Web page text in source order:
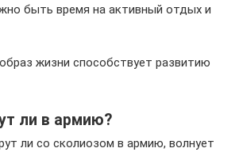
быть время на активный отдых и
жизни способствует развитию
ли в армию?
ли со сколиозом в армию, волнует